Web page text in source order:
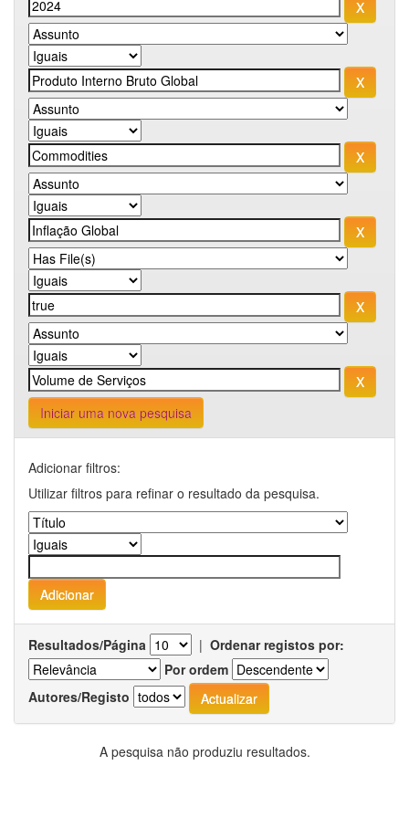
Iniciar uma nova pesquisa
Adicionar filtros:
Utilizar filtros para refinar o resultado da pesquisa.
Resultados/Página | Ordenar registos por:
Por ordem
Autores/Registo
A pesquisa não produziu resultados.